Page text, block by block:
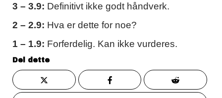
3 – 3.9: Definitivt ikke godt håndverk.
2 – 2.9: Hva er dette for noe?
1 – 1.9: Forferdelig. Kan ikke vurderes.
Del dette